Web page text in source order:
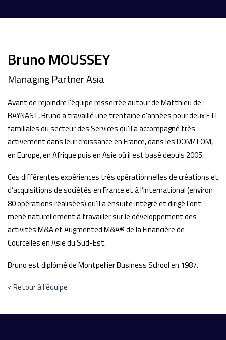
Bruno MOUSSEY
Managing Partner Asia
Avant de rejoindre l’équipe resserrée autour de Matthieu de
BAYNAST, Bruno a travaillé une trentaine d’années pour deux ETI
familiales du secteur des Services qu’il a accompagné très
activement dans leur croissance en France, dans les DOM/TOM,
en Europe, en Afrique puis en Asie où il est basé depuis 2005.
Ces différentes expériences très opérationnelles de créations et
d’acquisitions de sociétés en France et à l’international (environ
80 opérations réalisées) qu’il a ensuite intégré et dirigé l’ont
mené naturellement à travailler sur le développement des
activités M&A et Augmented M&A® de la Financière de
Courcelles en Asie du Sud-Est.
Bruno est diplômé de Montpellier Business School en 1987.
< Retour à l’équipe